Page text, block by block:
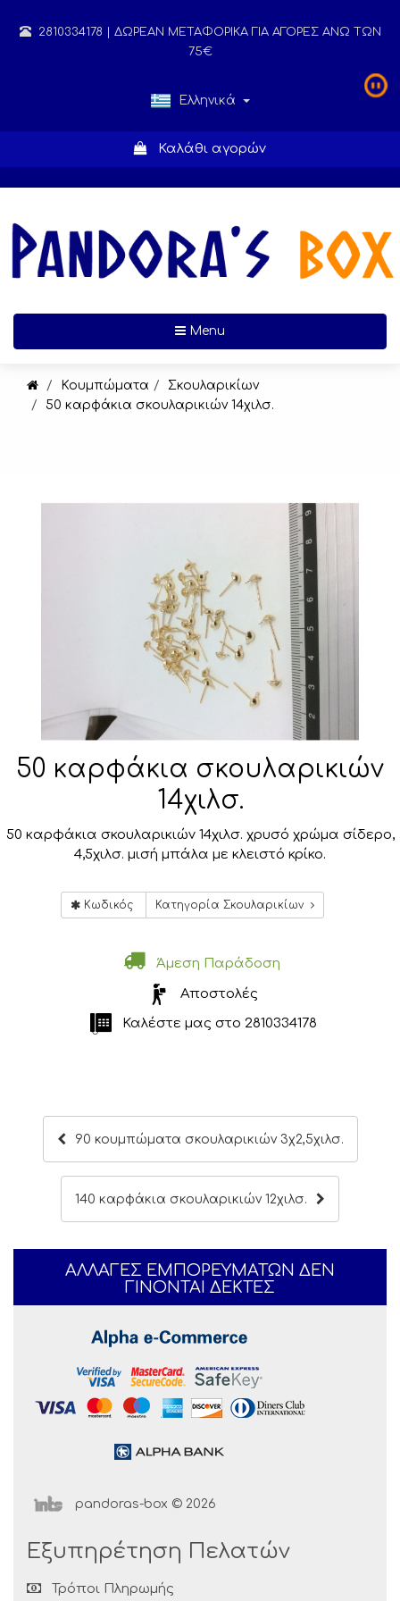
2810334178 | ΔΩΡΕΑΝ ΜΕΤΑΦΟΡΙΚΑ ΓΙΑ ΑΓΟΡΕΣ ΑΝΩ ΤΩΝ
75€
Ελληνικά
Καλάθι αγορών
Menu
Κουμπώματα
Σκουλαρικίων
50 καρφάκια σκουλαρικιών 14χιλσ.
50 καρφάκια σκουλαρικιών
14χιλσ.
50 καρφάκια σκουλαρικιών 14χιλσ. χρυσό χρώμα σίδερο,
4,5χιλσ. μισή μπάλα με κλειστό κρίκο.
Κωδικός Κατηγορία Σκουλαρικίων
Άμεση Παράδοση
Αποστολές
Καλέστε μας στο 2810334178
90 κουμπώματα σκουλαρικιών 3χ2,5χιλσ.
140 καρφάκια σκουλαρικιών 12χιλσ.
ΑΛΛΑΓΕΣ ΕΜΠΟΡΕΥΜΑΤΩΝ ΔΕΝ
ΓΙΝΟΝΤΑΙ ΔΕΚΤΕΣ
pandoras-box © 2026
Εξυπηρέτηση Πελατών
Τρόποι Πληρωμής